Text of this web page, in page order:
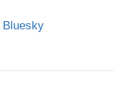
Bluesky